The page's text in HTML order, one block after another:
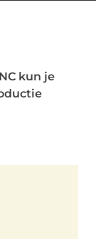
kun je